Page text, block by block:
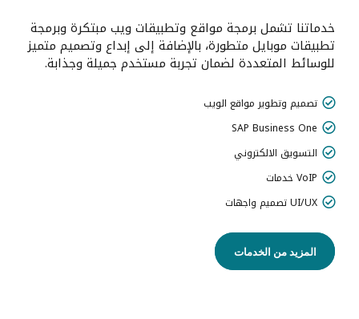
خدماتنا تشمل برمجة مواقع وتطبيقات ويب مبتكرة وبرمجة
تطبيقات موبايل متطورة، بالإضافة إلى إبداع وتصميم متميز
للوسائط المتعددة لضمان تجربة مستخدم جميلة وجذابة.
تصميم وتطوير مواقع الويب
SAP Business One
التسويق الالكتروني
VoIP خدمات
UI/UX تصميم واجهات
المزيد من الخدمات